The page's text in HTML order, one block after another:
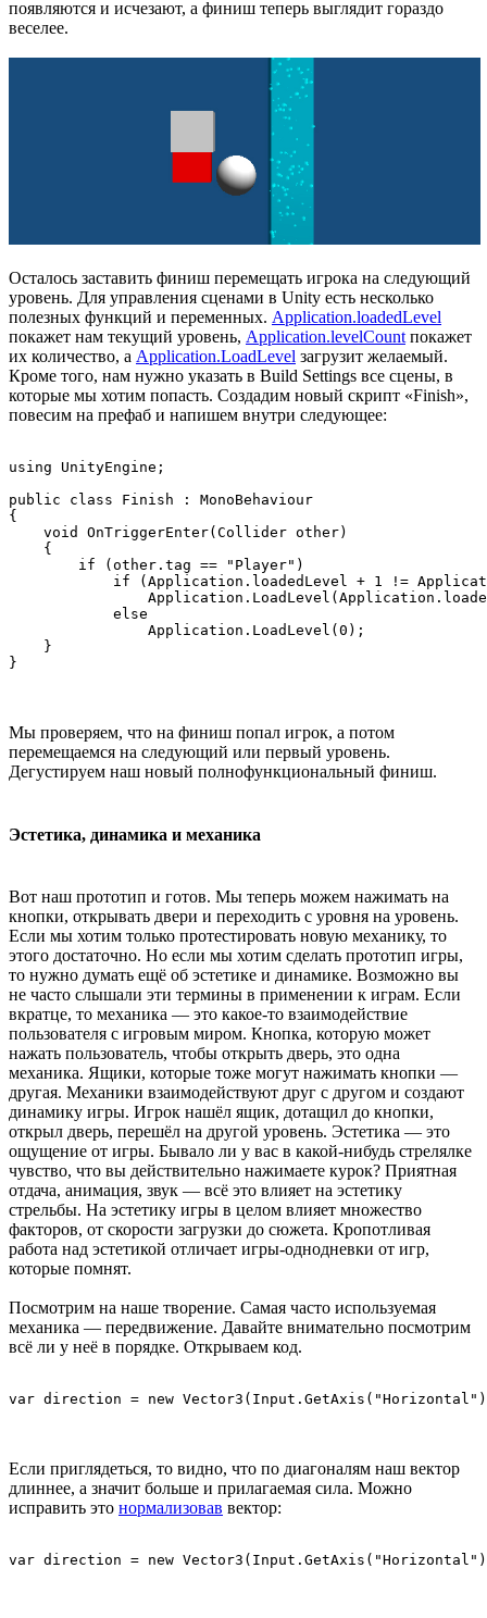
появляются и исчезают, а финиш теперь выглядит гораздо
веселее.
Осталось заставить финиш перемещать игрока на следующий
уровень. Для управления сценами в Unity есть несколько
полезных функций и переменных. Application.loadedLevel
покажет нам текущий уровень, Application.levelCountпокажет
их количество, а Application.LoadLevel загрузит желаемый.
Кроме того, нам нужно указать в Build Settings все сцены, в
которые мы хотим попасть. Создадим новый скрипт «Finish»,
повесим на префаб и напишем внутри следующее:
using UnityEngine;
public class Finish : MonoBehaviour
{
    void OnTriggerEnter(Collider other)
    {
        if (other.tag == "Player")
if (Application.loadedLevel + 1 !=
            else
                Application.LoadLevel(0);
    }
Мы проверяем, что на финиш попал игрок, а потом
перемещаемся на следующий или первый уровень.
Дегустируем наш новый полнофункциональный финиш.
Эстетика, динамика и механика
Вот наш прототип и готов. Мы теперь можем нажимать на
кнопки, открывать двери и переходить с уровня на уровень.
Если мы хотим только протестировать новую механику, то
этого достаточно. Но если мы хотим сделать прототип игры,
то нужно думать ещё об эстетике и динамике. Возможно вы
не часто слышали эти термины в применении к играм. Если
вкратце, то механика — это какое-то взаимодействие
пользователя с игровым миром. Кнопка, которую может
нажать пользователь, чтобы открыть дверь, это одна
механика. Ящики, которые тоже могут нажимать кнопки —
другая. Механики взаимодействуют друг с другом и создают
динамику игры. Игрок нашёл ящик, дотащил до кнопки,
открыл дверь, перешёл на другой уровень. Эстетика — это
ощущение от игры. Бывало ли у вас в какой-нибудь стрелялке
чувство, что вы действительно нажимаете курок? Приятная
отдача, анимация, звук — всё это влияет на эстетику
стрельбы. На эстетику игры в целом влияет множество
факторов, от скорости загрузки до сюжета. Кропотливая
работа над эстетикой отличает игры-однодневки от игр,
которые помнят.
Посмотрим на наше творение. Самая часто используемая
механика — передвижение. Давайте внимательно посмотрим
всё ли у неё в порядке. Открываем код.
Если приглядеться, то видно, что по диагоналям наш вектор
длиннее, а значит больше и прилагаемая сила. Можно
исправить это нормализовав вектор: